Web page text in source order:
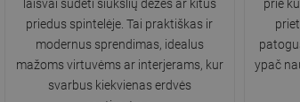
laisvai sudėti šiukšlių dėžes ar kitus
priedus spintelėje. Tai praktiškas ir
modernus sprendimas, idealus
mažoms virtuvėms ar interjerams, kur
svarbus kiekvienas erdvės
prie
ypač